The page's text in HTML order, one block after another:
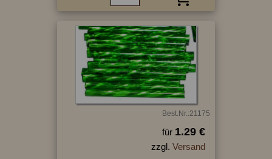
Best.Nr.:21175
für 1.29 €
zzgl. Versand